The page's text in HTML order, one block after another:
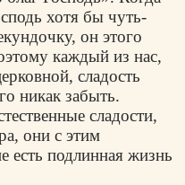
хотя бы чуть-
он этого
каждый из нас,
сладость
никак забыть.
сладости,
они с этим
есть подлинная жизнь